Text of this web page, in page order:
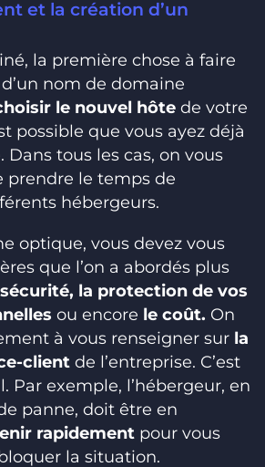
et la création d’un
la première chose à faire
nom de domaine
le nouvel hôte de votre
possible que vous ayez déjà
Dans tous les cas, on vous
prendre le temps de
hébergeurs.
optique, vous devez vous
que l’on a abordés plus
la protection de vos
ou encore le coût. On
à vous renseigner sur la
client de l’entreprise. C’est
Par exemple, l’hébergeur, en
panne, doit être en
rapidement pour vous
la situation.